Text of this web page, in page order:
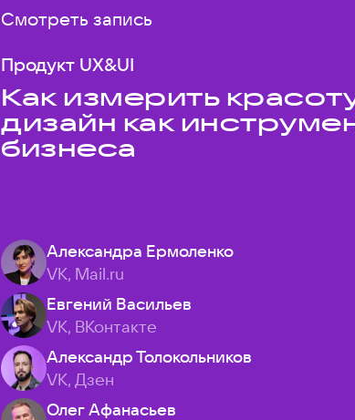
Смотреть запись
Продукт UX&UI
Как измерить
дизайн как
бизнеса
Александра Ермоленко
VK, Mail.ru
Евгений Васильев
VK, ВКонтакте
Александр Толокольников
VK, Дзен
Олег Афанасьев